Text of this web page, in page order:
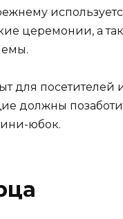
церемонии, а
для посетителей
должны
юбок.